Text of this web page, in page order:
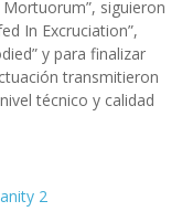
siguieron
In Excruciation”,
y para finalizar
transmitieron
técnico y calidad